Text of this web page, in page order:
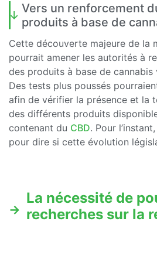
Vers un renforcement
produits à base de
Cette découverte majeure de la
pourrait amener les autorités à
des produits à base de cannabis
Des tests plus poussés
afin de vérifier la présence et la
des différents produits
contenant du CBD. Pour
pour dire si cette évolution
La nécessité de
recherches sur la